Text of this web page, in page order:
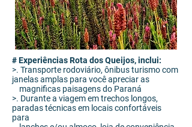
#Experiências Rota dos Queijos, inclui:
>. Transporte rodoviário, ônibus turismo com
janelas amplas para você apreciar as
magnificas paisagens do Paraná
>. Durante a viagem em trechos longos,
paradas técnicas em locais confortáveis
para